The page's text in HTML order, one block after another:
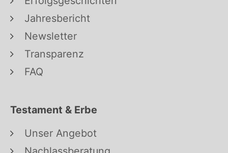
Jahresbericht
Newsletter
Transparenz
FAQ
Testament & Erbe
Unser Angebot